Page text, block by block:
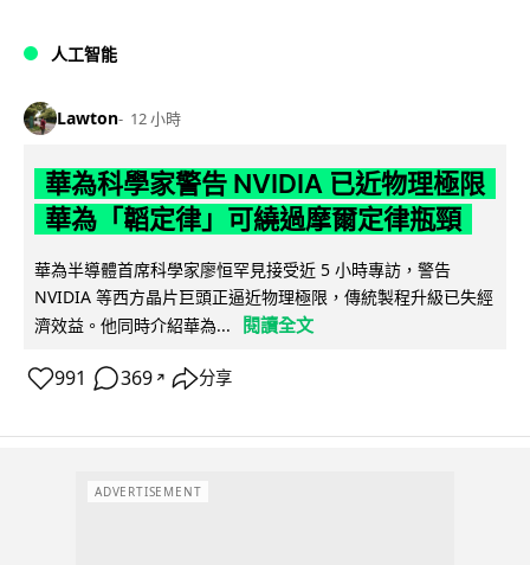
人工智能
Lawton 12 小時
華為科學家警告 NVIDIA 已近物理極限
華為「韜定律」可繞過摩爾定律瓶頸
華為半導體首席科學家廖恒罕見接受近 5 小時專訪，警告
NVIDIA 等西方晶片巨頭正逼近物理極限，傳統製程升級已失經
濟效益。他同時介紹華為...
閱讀全文
991 369 ↗ 分享
ADVERTISEMENT